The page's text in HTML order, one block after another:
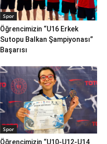
Spor
Öğrencimizin “U16 Erkek
Sutopu Balkan Şampiyonası”
Başarısı
Spor
Öğrencimizin “U10-U12-U14